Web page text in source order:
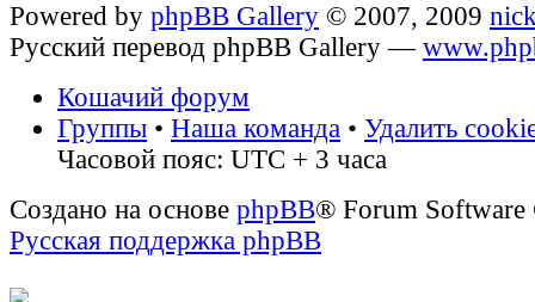
Powered by phpBB Gallery © 2007, 2009
Русский перевод phpBB Gallery —
Кошачий форум
Группы • Наша команда • Удалить
Часовой пояс: UTC + 3 часа
Создано на основе phpBB® Forum
Русская поддержка phpBB